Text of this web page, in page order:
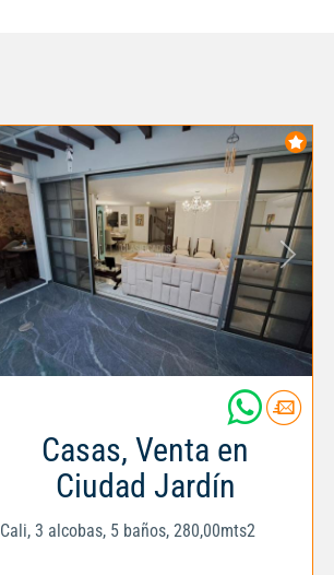
Casas, Venta en
Ciudad Jardín
Cali, 3 alcobas, 5 baños, 280,00mts2